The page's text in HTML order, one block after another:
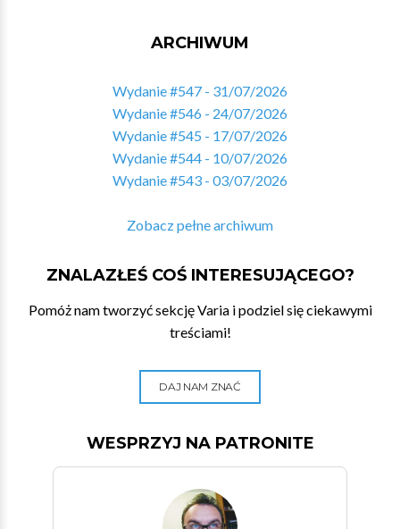
ARCHIWUM
Wydanie #547 - 31/07/2026
Wydanie #546 - 24/07/2026
Wydanie #545 - 17/07/2026
Wydanie #544 - 10/07/2026
Wydanie #543 - 03/07/2026
Zobacz pełne archiwum
ZNALAZŁEŚ COŚ INTERESUJĄCEGO?
Pomóż nam tworzyć sekcję Varia i podziel się ciekawymi
treściami!
DAJ NAM ZNAĆ
WESPRZYJ NA PATRONITE